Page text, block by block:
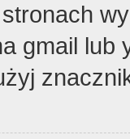
gmail lub